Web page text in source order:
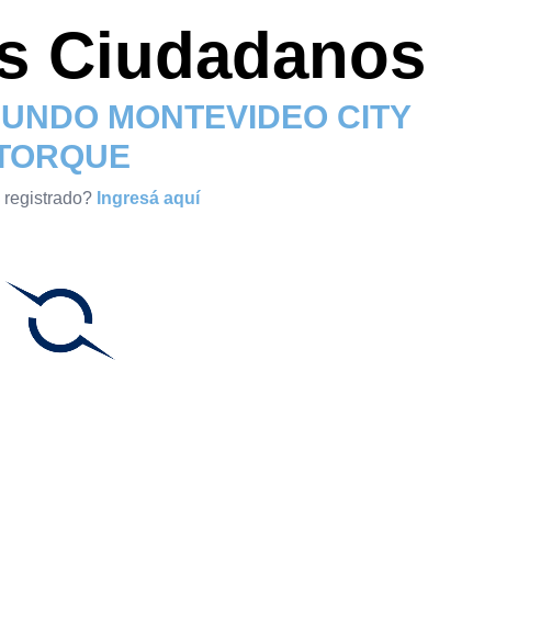
Ciudadanos
MONTEVIDEO CITY
registrado? Ingresá aquí